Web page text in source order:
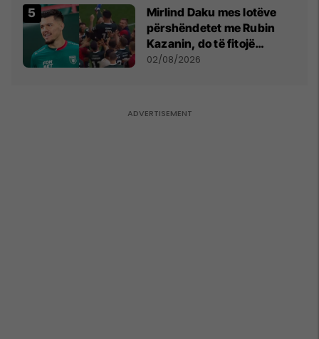
Mirlind Daku mes lotëve
përshëndetet me Rubin
Kazanin, do të fitojë
miliona te Spartak Moska
02/08/2026